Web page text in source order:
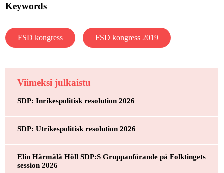
Keywords
FSD kongress FSD kongress 2019
Viimeksi julkaistu
SDP: Inrikespolitisk resolution 2026
SDP: Utrikespolitisk resolution 2026
Elin Härmälä Höll SDP:S Gruppanförande på Folktingets
session 2026